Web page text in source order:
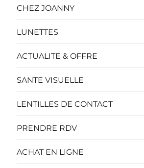
CHEZ JOANNY
LUNETTES
ACTUALITE & OFFRE
SANTE VISUELLE
LENTILLES DE CONTACT
PRENDRE RDV
ACHAT EN LIGNE